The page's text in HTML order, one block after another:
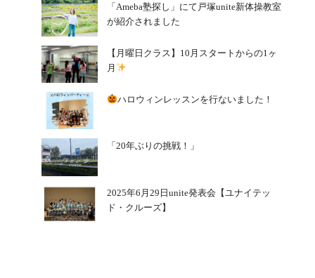
「Ameba塾探し」にて戸塚unite新体操教室
が紹介されました
【月曜日クラス】10月スタートからの1ヶ
月
ハロウィンレッスンを行ないました！
「20年ぶりの挑戦！」
2025年6月29日unite発表会【ユナイテッ
ド・クルーズ】